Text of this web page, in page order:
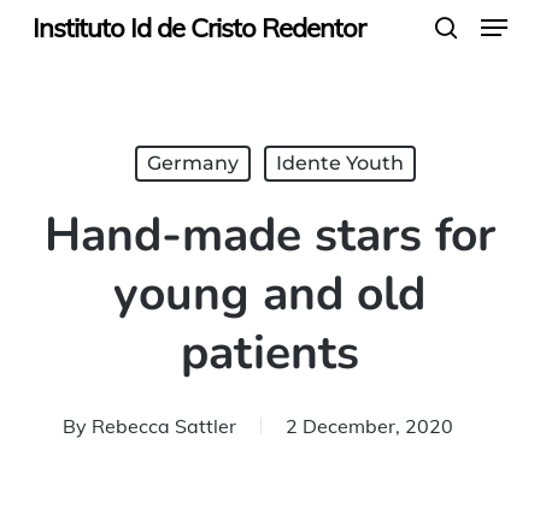
SkipInstituto Id de Cristo Redentor Menu
Germany Idente Youth
Hand-made stars for
young and old
patients
By Rebecca Sattler 2 December, 2020